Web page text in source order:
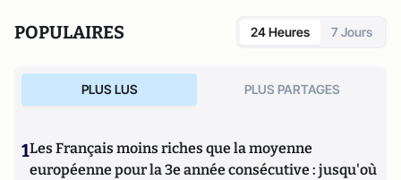
POPULAIRES 24 Heures 7 Jours
PLUS LUS PLUS PARTAGES
1Les Français moins riches que la moyenne
européenne pour la 3e année consécutive : jusqu'où